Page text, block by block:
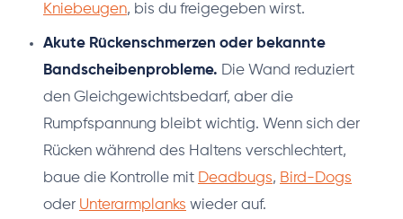
Kniebeugen, bis du freigegeben wirst.
Akute Rückenschmerzen oder bekannte
Bandscheibenprobleme. Die Wand reduziert
den Gleichgewichtsbedarf, aber die
Rumpfspannung bleibt wichtig. Wenn sich der
Rücken während des Haltens verschlechtert,
baue die Kontrolle mit Deadbugs, Bird-Dogs
oder Unterarmplanks wieder auf.